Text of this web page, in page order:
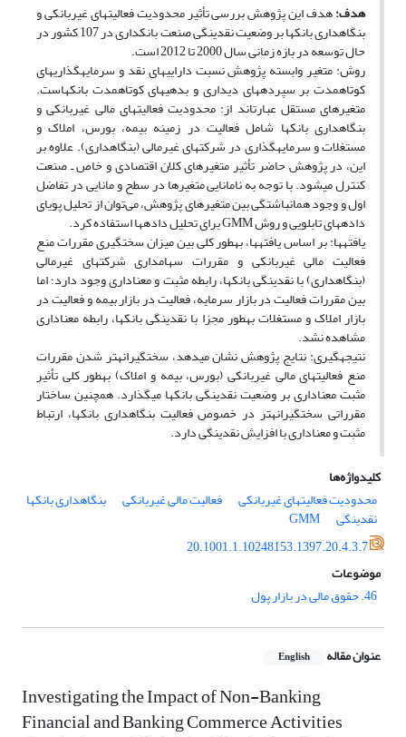
هدف:
هدف این پژوهش بررسی تأثیر محدودیت فعالیت‎های غیر‎بانکی و
بنگاه‎داری بانک‎ها بر وضعیت نقدینگی صنعت بانکداری در 107 کشور در
حال توسعه در بازه زمانی سال 2000 تا 2012 است.
روش: متغیر وابسته پژوهش نسبت دارایی‎های نقد و سرمایه‎گذاری‎های
کوتاه‎مدت بر سپرده‎های دیداری و بدهی‎های کوتاه‎مدت بانک‎هاست.
متغیرهای مستقل عبارت‎اند از: محدودیت فعالیت‎های مالی غیربانکی و
بنگاه‎داری بانک‎ها شامل فعالیت در زمینه بیمه، بورس، املاک و
مستغلات و سرمایه‎گذاری در شرکت‎های غیرمالی (بنگاه‎داری). علاوه بر
این، در پژوهش حاضر تأثیر متغیرهای کلان اقتصادی و خاص ـ صنعت
کنترل می‎شود. با توجه به نامانایی متغیرها در سطح و مانایی در تفاضل
اول و وجود هم‎انباشتگی بین متغیرهای پژوهش، می‌توان از تحلیل پویای
داده‎های تابلویی و روش GMM برای تحلیل داده‎ها استفاده کرد.
یافته‎ها: بر اساس یافته‎ها، به‎طور کلی بین میزان سخت‎گیری مقررات منع
فعالیت مالی غیربانکی و مقررات سهامداری شرکت‎های غیرمالی
(بنگاه‎داری) با نقدینگی بانک‎ها، رابطه مثبت و معناداری وجود دارد؛ اما
بین مقررات فعالیت در بازار سرمایه، فعالیت در بازار بیمه و فعالیت در
بازار املاک و مستغلات به‎طور مجزا با نقدینگی بانک‎ها، رابطه معناداری
مشاهده نشد.
نتیجه‎گیری: نتایج پژوهش نشان می‎دهد، سخت‎گیرانه‎تر شدن مقررات
منع فعالیت‎های مالی غیربانکی (بورس، بیمه و املاک) به‎طور کلی تأثیر
مثبت معناداری بر وضعیت نقدینگی بانک‎ها می‎گذارد. همچنین ساختار
مقرراتی سخت‎گیرانه‎تر در خصوص فعالیت بنگاه‎داری بانک‎ها، ارتباط
مثبت و معناداری با افزایش نقدینگی دارد.
کلیدواژه‌ها
محدودیت فعالیت‎های غیربانکی
فعالیت مالی غیربانکی بنگاه‎داری بانک‎ها
نقدینگی
GMM
20.1001.1.10248153.1397.20.4.3.7
موضوعات
46. حقوق مالی در بازار پول
عنوان مقاله English
Investigating the Impact of Non-Banking
Financial and Banking Commerce Activities